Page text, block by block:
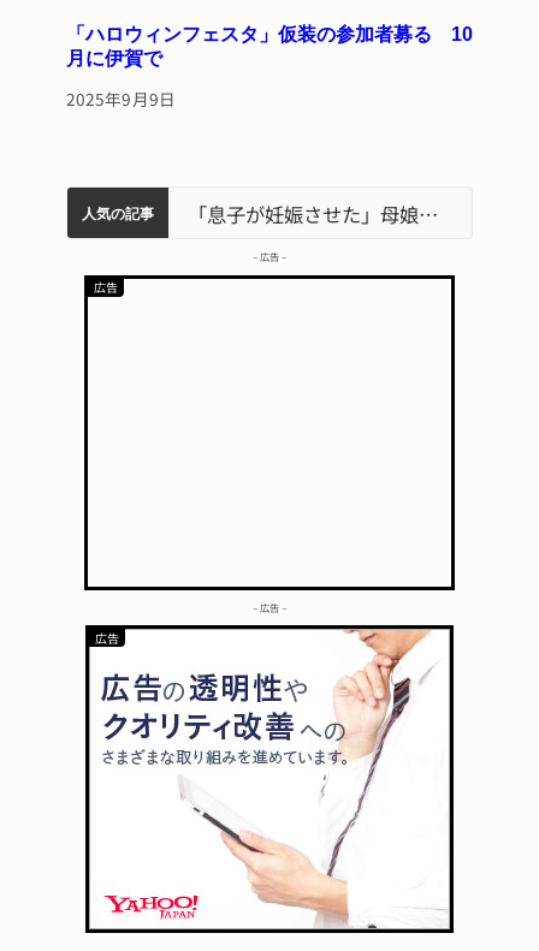
「ハロウィンフェスタ」仮装の参加者募る 10
月に伊賀で
2025年9月9日
人気の記事
名張市水道料金47％値上げへ 答申案、審議会で大筋まとまる
器物損壊容疑で83歳女逮捕 伊賀署
中学校の陶壁モニュメント 地元建設会社がボランティアで清掃 伊賀名張市立病院のDMAT、熊本地震の被災地へ 能登以来3回目の派遣 「息子が妊娠させた」母娘だまされ400万円詐欺被害 名張
– 広告 –
– 広告 –